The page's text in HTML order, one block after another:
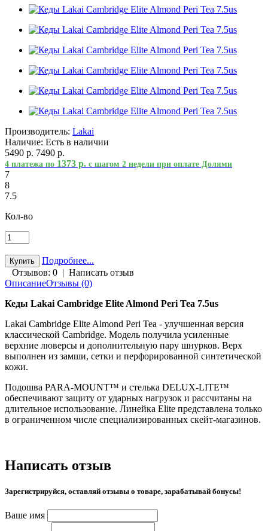
Производитель: Lakai
Наличие: Есть в наличии
5490 р. 7490 р.
4 платежа по 1373 р. с шагом 2 недели при оплате Долями
7
8
7.5
Кол-во
Подробнее...
Отзывов: 0 | Написать отзыв
ОписаниеОтзывы (0)
Кеды Lakai Cambridge Elite Almond Peri Tea 7.5us
Lakai Cambridge Elite Almond Peri Tea - улучшенная версия
классической Cambridge. Модель получила усиленные
верхние люверсы и дополнительную пару шнурков. Верх
выполнен из замши, сетки и перфорированной синтетической
кожи.
Подошва PARA-MOUNT™ и стелька DELUX-LITE™
обеспечивают защиту от ударных нагрузок и рассчитаны на
длительное использование. Линейка Elite представлена только
в ограниченном числе специализированных скейт-магазинов.
Написать отзыв
Зарегистрируйся, оставляй отзывы о товаре, зарабатывай бонусы!
Ваше имя